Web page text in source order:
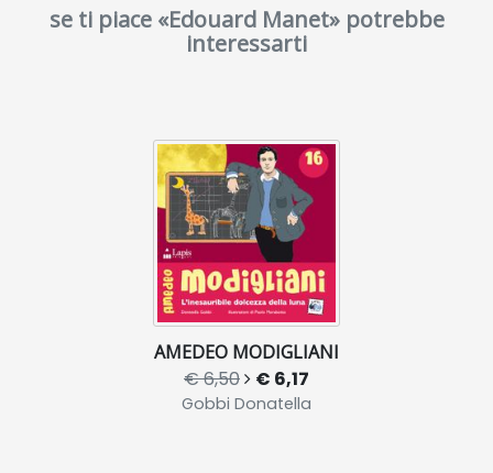
se ti piace «Edouard Manet» potrebbe
interessarti
AMEDEO MODIGLIANI
€ 6,50 € 6,17
Gobbi Donatella